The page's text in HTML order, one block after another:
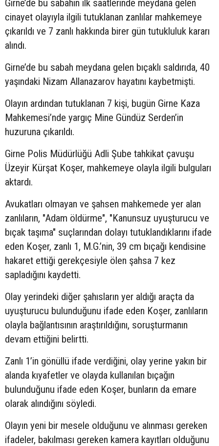
Girne’de bu sabahın ilk saatlerinde meydana gelen
cinayet olayıyla ilgili tutuklanan zanlılar mahkemeye
çıkarıldı ve 7 zanlı hakkında birer gün tutukluluk kararı
alındı.
Girne’de bu sabah meydana gelen bıçaklı saldırıda, 40
yaşındaki Nizam Allanazarov hayatını kaybetmişti.
Olayın ardından tutuklanan 7 kişi, bugün Girne Kaza
Mahkemesi’nde yargıç Mine Gündüz Serden’in
huzuruna çıkarıldı.
Girne Polis Müdürlüğü Adli Şube tahkikat çavuşu
Üzeyir Kürşat Koşer, mahkemeye olayla ilgili bulguları
aktardı.
Avukatları olmayan ve şahsen mahkemede yer alan
zanlıların, "Adam öldürme", "Kanunsuz uyuşturucu ve
bıçak taşıma" suçlarından dolayı tutuklandıklarını ifade
eden Koşer, zanlı 1, M.G.’nin, 39 cm bıçağı kendisine
hakaret ettiği gerekçesiyle ölen şahsa 7 kez
sapladığını kaydetti.
Olay yerindeki diğer şahısların yer aldığı araçta da
uyuşturucu bulunduğunu ifade eden Koşer, zanlıların
olayla bağlantısının araştırıldığını, soruşturmanın
devam ettiğini belirtti.
Zanlı 1’in gönüllü ifade verdiğini, olay yerine yakın bir
alanda kıyafetler ve olayda kullanılan bıçağın
bulunduğunu ifade eden Koşer, bunların da emare
olarak alındığını söyledi.
Olayın yeni bir mesele olduğunu ve alınması gereken
ifadeler, bakılması gereken kamera kayıtları olduğunu